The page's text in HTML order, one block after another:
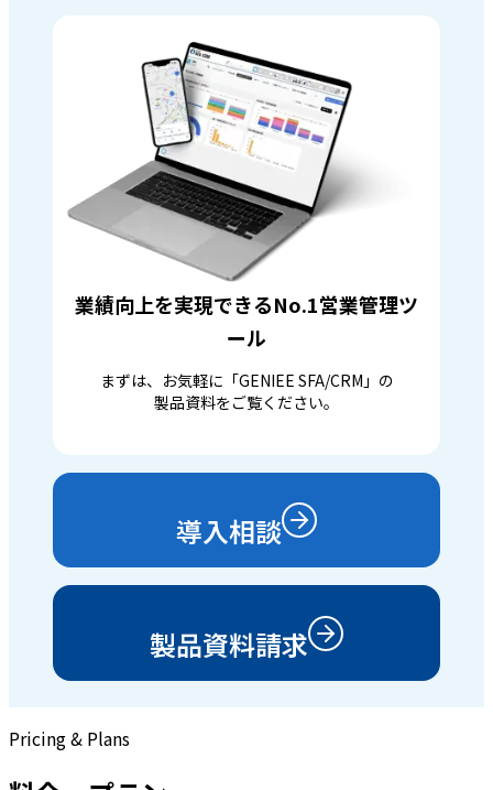
業績向上を実現できるNo.1営業管理ツ
ール
まずは、お気軽に「GENIEE SFA/CRM」の
製品資料をご覧ください。
導入相談
製品資料請求
Pricing & Plans